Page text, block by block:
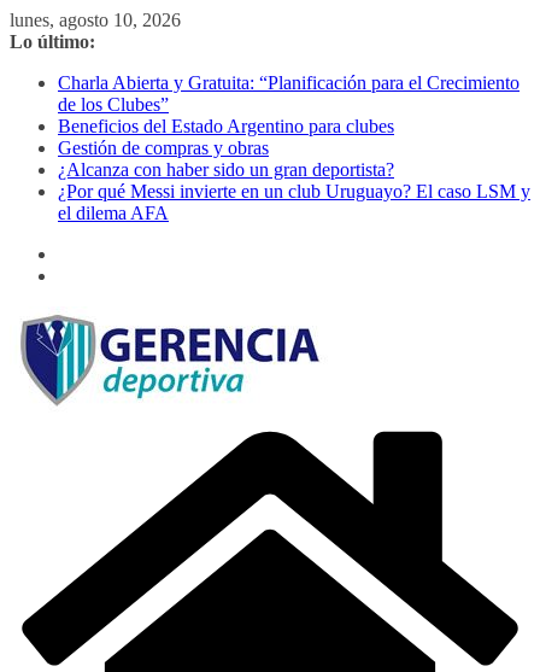
Saltar
al
lunes, agosto 10, 2026
Lo último:
Charla Abierta y Gratuita: “Planificación para el Crecimiento
de los Clubes”
Beneficios del Estado Argentino para clubes
Gestión de compras y obras
¿Alcanza con haber sido un gran deportista?
¿Por qué Messi invierte en un club Uruguayo? El caso LSM y
el dilema AFA